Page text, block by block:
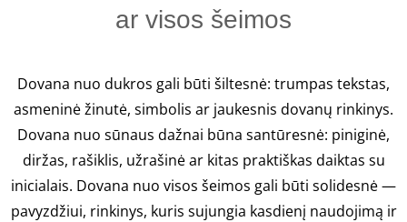
ar visos šeimos
Dovana nuo dukros gali būti šiltesnė: trumpas tekstas,
asmeninė žinutė, simbolis ar jaukesnis dovanų rinkinys.
Dovana nuo sūnaus dažnai būna santūresnė: piniginė,
diržas, rašiklis, užrašinė ar kitas praktiškas daiktas su
inicialais. Dovana nuo visos šeimos gali būti solidesnė —
pavyzdžiui, rinkinys, kuris sujungia kasdienį naudojimą ir